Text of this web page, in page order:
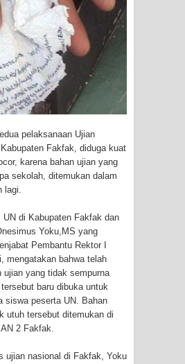
Polresta Jayapura Kota
BP4R di Jayapura
Jayapura Kota
Antusiasme Warga
Lapangan Karang PTC Entrop
Hanguskan Satu Rumah
Lengkap Papua Barat, Bumi
di Ujung Barat Papua
Provinsi Papua, Bumi
di Ujung Timur
pelaksanaan Ujian
Fakfak, diduga kuat
kare­na bahan ujian yang
sekolah, ditemukan dalam
lagi.
UN di Kabupaten Fakfak dan
Yoku,MS yang
Pembantu Rektor I
mengatakan bahwa telah
ujian yang tidak sempurna
baru dibuka untuk
siswa peserta UN. Bahan
utuh tersebut ditemukan di
2 Fakfak.
ujian nasional di Fakfak, Yoku